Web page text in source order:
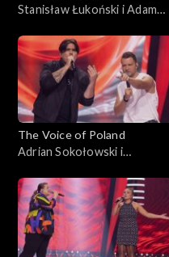
Stanisław Łukoński i Adam
Magdaleno”, „The Voice of
Poland”, Bitwy, 25
października 2025
The Voice of Poland
Adrian Sokołowski i
Do You Believe In?”; „The
Voice of Poland”, Bitwy, 18
października 2025